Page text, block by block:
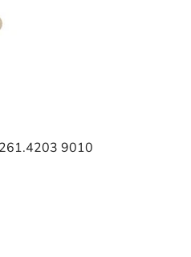
9010